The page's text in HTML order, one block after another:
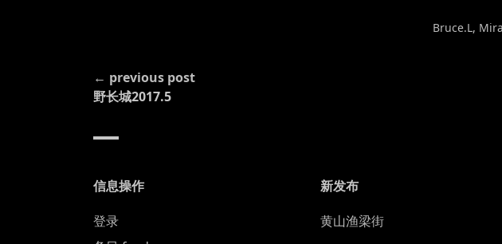
POSTED
Bruce.L,
CONTINUE
READING
← previous post
野长城2017.5
信息操作
登录
新发布
黄山渔梁街